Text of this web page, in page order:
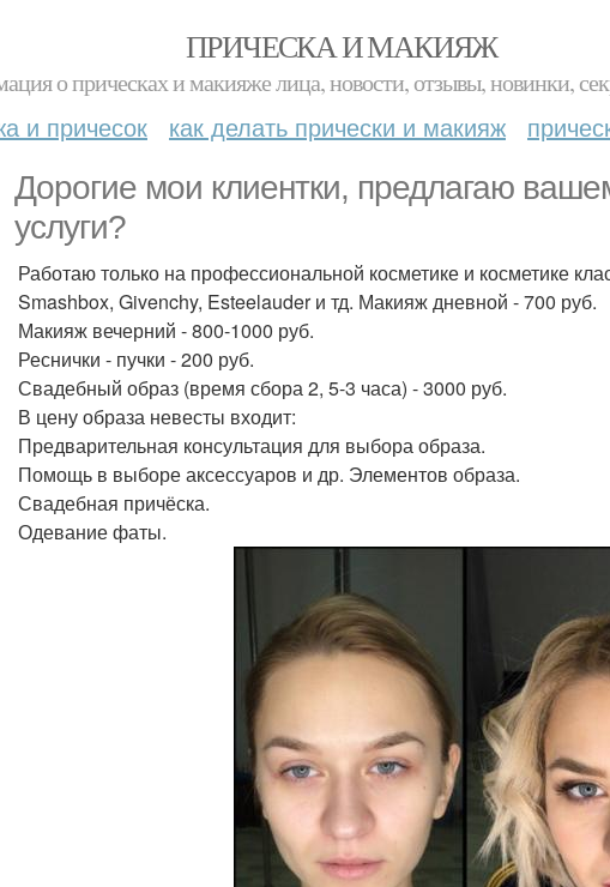
ПРИЧЕСКА И МАКИЯЖ
о прическах и макияже лица, новости, отзывы, новинки,
и причесок как делать прически и макияж
Дорогие мои клиентки, предлагаю
услуги?
Работаю только на профессиональной косметике и косметике
Smashbox, Givenchy, Esteelauder и тд. Макияж дневной - 700 руб.
Макияж вечерний - 800-1000 руб.
Реснички - пучки - 200 руб.
Свадебный образ (время сбора 2, 5-3 часа) - 3000 руб.
В цену образа невесты входит:
Предварительная консультация для выбора образа.
Помощь в выборе аксессуаров и др. Элементов образа.
Свадебная причёска.
Одевание фаты.